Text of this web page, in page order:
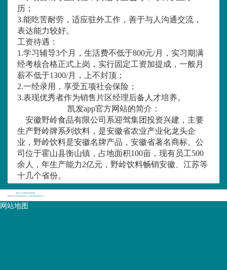
历；
3.能吃苦耐劳，适应驻外工作，善于与人沟通交流，
表达能力较好。
工资待遇 ：
1.学习辅导3个月，生活费不低于800元/月，实习期满
经考核合格正式上岗，实行固定工资加提成，一般月
薪不低于1300/月，上不封顶；
2.一经录用，享受五项社会保险；
3.表现优秀者作为销售片区经理后备人才培养。
凯发app官方网站的简介：
安徽野岭食品有限公司系迎驾集团投资兴建，主要
生产野岭牌系列饮料，是安徽省农业产业化龙头企
业，野岭饮料是安徽名牌产品，安徽省著名商标。公
司位于霍山县衡山镇，占地面积100亩，现有员工500
余人，年生产能力2亿元，野岭饮料畅销安徽、江苏等
十几个省份。
凯发app官方网站的友情链接：
凯发app官方网站的版权所有 © 皖西学院就业指导中心
网站地图